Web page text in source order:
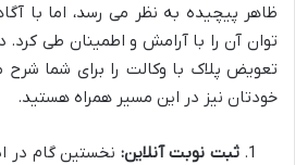
ظاهر پیچیده به نظر می رسد، اما با
توان آن را با آرامش و اطمینان طی کرد.
تعویض پلاک با وکالت را برای شما
خودتان نیز در این مسیر همراه هستید.
ثبت نوبت آنلاین: نخستین گام در